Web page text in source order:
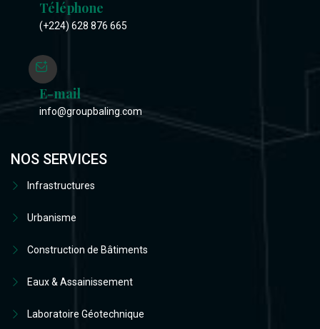
Téléphone
(+224) 628 876 665
E-mail
info@groupbaling.com
NOS SERVICES
Infrastructures
Urbanisme
Construction de Bâtiments
Eaux & Assainissement
Laboratoire Géotechnique